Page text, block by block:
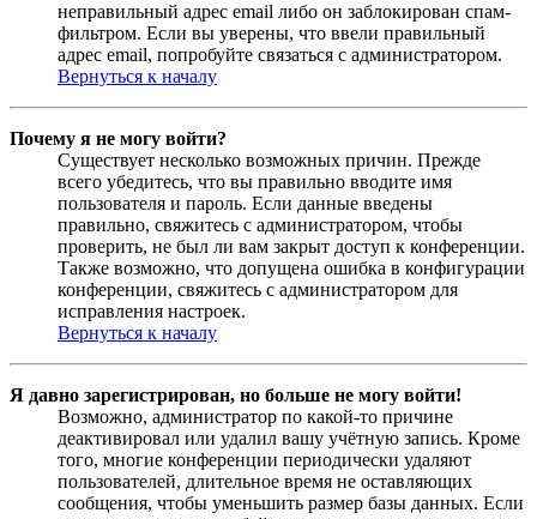
неправильный адрес email либо он заблокирован спам-
фильтром. Если вы уверены, что ввели правильный
адрес email, попробуйте связаться с администратором.
Вернуться к началу
Почему я не могу войти?
Существует несколько возможных причин. Прежде
всего убедитесь, что вы правильно вводите имя
пользователя и пароль. Если данные введены
правильно, свяжитесь с администратором, чтобы
проверить, не был ли вам закрыт доступ к конференции.
Также возможно, что допущена ошибка в конфигурации
конференции, свяжитесь с администратором для
исправления настроек.
Вернуться к началу
Я давно зарегистрирован, но больше не могу войти!
Возможно, администратор по какой-то причине
деактивировал или удалил вашу учётную запись. Кроме
того, многие конференции периодически удаляют
пользователей, длительное время не оставляющих
сообщения, чтобы уменьшить размер базы данных. Если